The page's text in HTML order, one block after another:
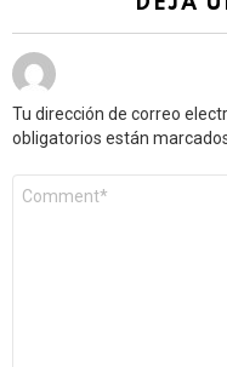
Tu dirección de correo
obligatorios están